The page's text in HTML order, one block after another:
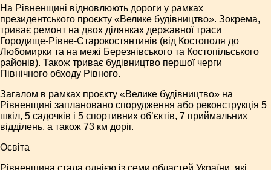
На Рівненщині відновлюють дороги у рамках
президентського проєкту «Велике будівництво». Зокрема,
триває ремонт на двох ділянках державної траси
Городище-Рівне-Старокостянтинів (від Костополя до
Любомирки та на межі Березнівського та Костопільського
районів). Також триває будівництво першої черги
Північного обходу Рівного.
Загалом в рамках проєкту «Велике будівництво» на
Рівненщині заплановано спорудження або реконструкція 5
шкіл, 5 садочків і 5 спортивних об’єктів, 7 приймальних
відділень, а також 73 км доріг.
Освіта